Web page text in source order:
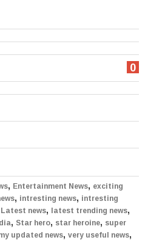
0
, Entertainment News, exciting
, intresting news, intresting
Latest news, latest trending news,
, Star hero, star heroine, super
updated news, very useful news,